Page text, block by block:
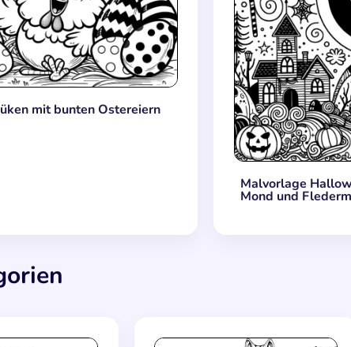
mit bunten Ostereiern
Malvorlage
Mond und